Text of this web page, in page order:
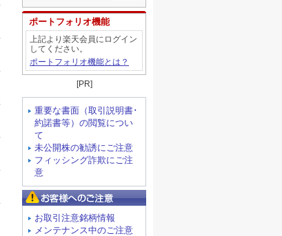
ポートフォリオ機能
上記より楽天会員にログイン
してください。
ポートフォリオ機能とは？
[PR]
重要な書面（取引説明書･
約諾書等）の閲覧につい
て
未公開株の勧誘にご注意
フィッシング詐欺にご注
意
お取引注意銘柄情報
メンテナンス中のご注意